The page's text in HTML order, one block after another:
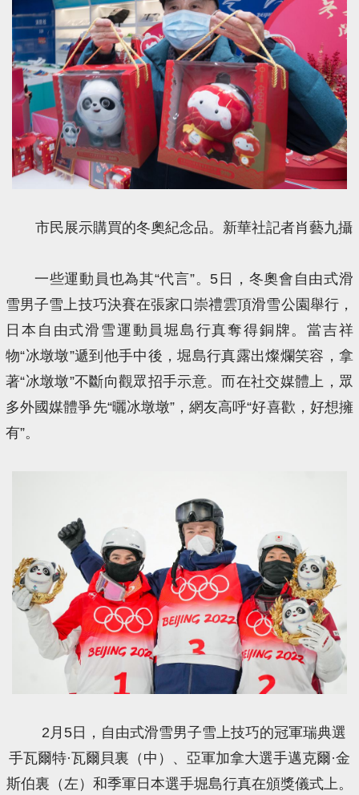
市民展示購買的冬奧紀念品。新華社記者肖藝九攝
一些運動員也為其“代言”。5日，冬奧會自由式滑
雪男子雪上技巧決賽在張家口崇禮雲頂滑雪公園舉行，
日本自由式滑雪運動員堀島行真奪得銅牌。當吉祥
物“冰墩墩”遞到他手中後，堀島行真露出燦爛笑容，拿
著“冰墩墩”不斷向觀眾招手示意。而在社交媒體上，眾
多外國媒體爭先“曬冰墩墩”，網友高呼“好喜歡，好想擁
有”。
2月5日，自由式滑雪男子雪上技巧的冠軍瑞典選
手瓦爾特·瓦爾貝裏（中）、亞軍加拿大選手邁克爾·金
斯伯裏（左）和季軍日本選手堀島行真在頒獎儀式上。